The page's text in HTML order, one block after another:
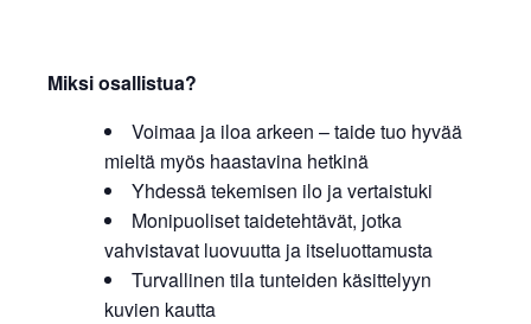
Miksi osallistua?
Voimaa ja iloa arkeen – taide tuo hyvää
mieltä myös haastavina hetkinä
Yhdessä tekemisen ilo ja vertaistuki
Monipuoliset taidetehtävät, jotka
vahvistavat luovuutta ja itseluottamusta
Turvallinen tila tunteiden käsittelyyn
kuvien kautta